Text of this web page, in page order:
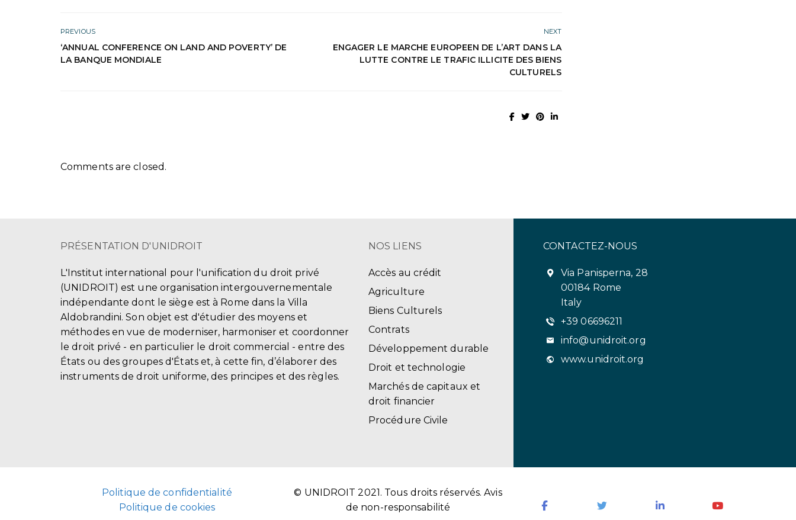
PREVIOUS
‘ANNUAL CONFERENCE ON LAND AND POVERTY’ DE
LA BANQUE MONDIALE
NEXT
ENGAGER LE MARCHE EUROPEEN DE L’ART DANS LA
LUTTE CONTRE LE TRAFIC ILLICITE DES BIENS
CULTURELS
Comments are closed.
PRÉSENTATION D'UNIDROIT
L'Institut international pour l'unification du droit privé
(UNIDROIT) est une organisation intergouvernementale
indépendante dont le siège est à Rome dans la Villa
Aldobrandini. Son objet est d'étudier des moyens et
méthodes en vue de moderniser, harmoniser et coordonner
le droit privé - en particulier le droit commercial - entre des
États ou des groupes d'États et, à cette fin, d’élaborer des
instruments de droit uniforme, des principes et des règles.
NOS LIENS
Accès au crédit
Agriculture
Biens Culturels
Contrats
Développement durable
Droit et technologie
Marchés de capitaux et
droit financier
Procédure Civile
CONTACTEZ-NOUS
Via Panisperna, 28
00184 Rome
Italy
+39 06696211
info@unidroit.org
www.unidroit.org
Politique de confidentialité
Politique de cookies
© UNIDROIT 2021. Tous droits réservés.Avis
de non-responsabilité